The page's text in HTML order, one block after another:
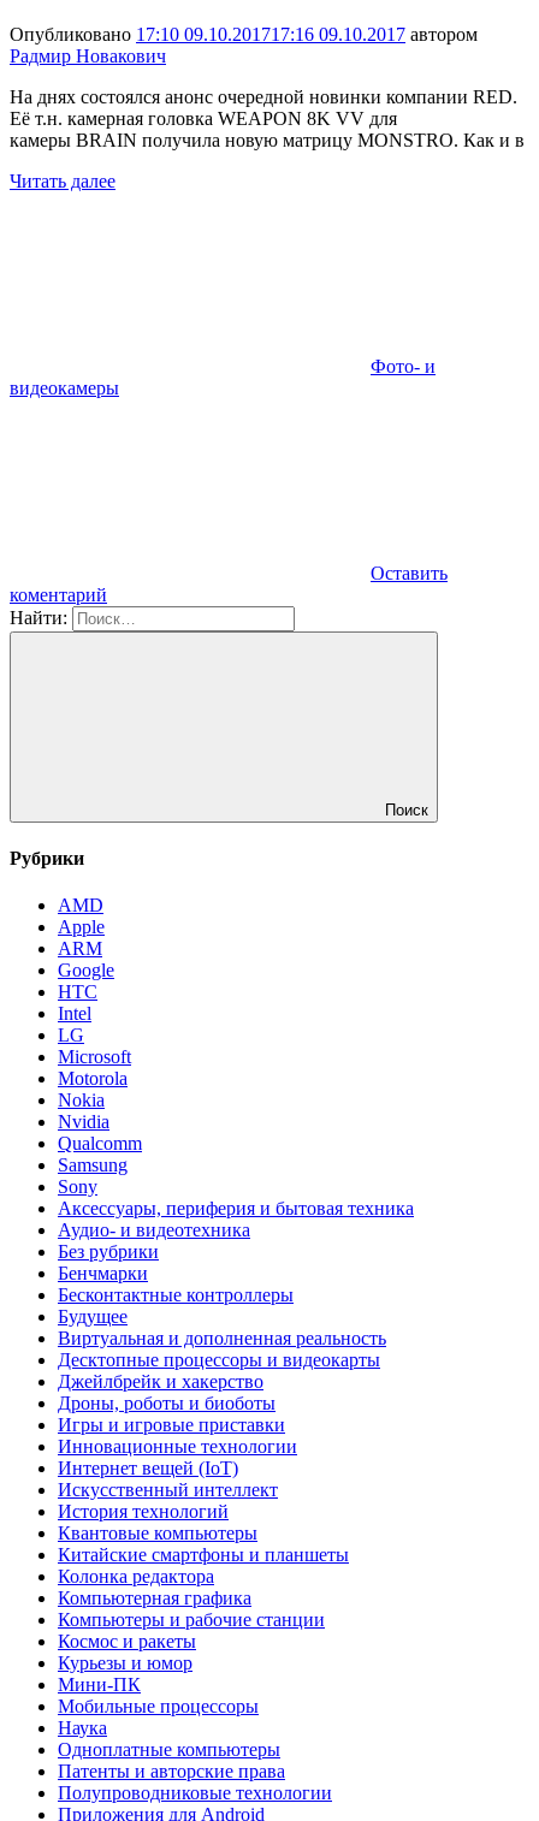
Опубликовано 17:10 09.10.201717:16 09.10.2017 автором
Радмир Новакович
На днях состоялся анонс очередной новинки компании RED.
Её т.н. камерная головка WEAPON 8K VV для
камеры BRAIN получила новую матрицу MONSTRO. Как и в
Читать далее
Фото- и
видеокамеры
Оставить
коментарий
Найти:
Поиск
Рубрики
AMD
Apple
ARM
Google
HTC
Intel
LG
Microsoft
Motorola
Nokia
Nvidia
Qualcomm
Samsung
Sony
Аксессуары, периферия и бытовая техника
Аудио- и видеотехника
Без рубрики
Бенчмарки
Бесконтактные контроллеры
Будущее
Виртуальная и дополненная реальность
Десктопные процессоры и видеокарты
Джейлбрейк и хакерство
Дроны, роботы и биоботы
Игры и игровые приставки
Инновационные технологии
Интернет вещей (IoT)
Искусственный интеллект
История технологий
Квантовые компьютеры
Китайские смартфоны и планшеты
Колонка редактора
Компьютерная графика
Компьютеры и рабочие станции
Космос и ракеты
Курьезы и юмор
Мини-ПК
Мобильные процессоры
Наука
Одноплатные компьютеры
Патенты и авторские права
Полупроводниковые технологии
Приложения для Android